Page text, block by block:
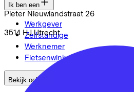
Pieter Nieuwlandstraat 26
3514 HJ Utrecht
Ik ben een
Werkgever
Zelfstandige
Werknemer
Fietsenwinkel
Bekijk ook